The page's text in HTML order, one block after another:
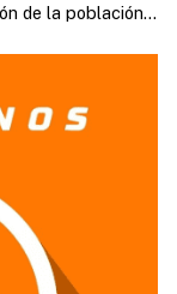
de la población